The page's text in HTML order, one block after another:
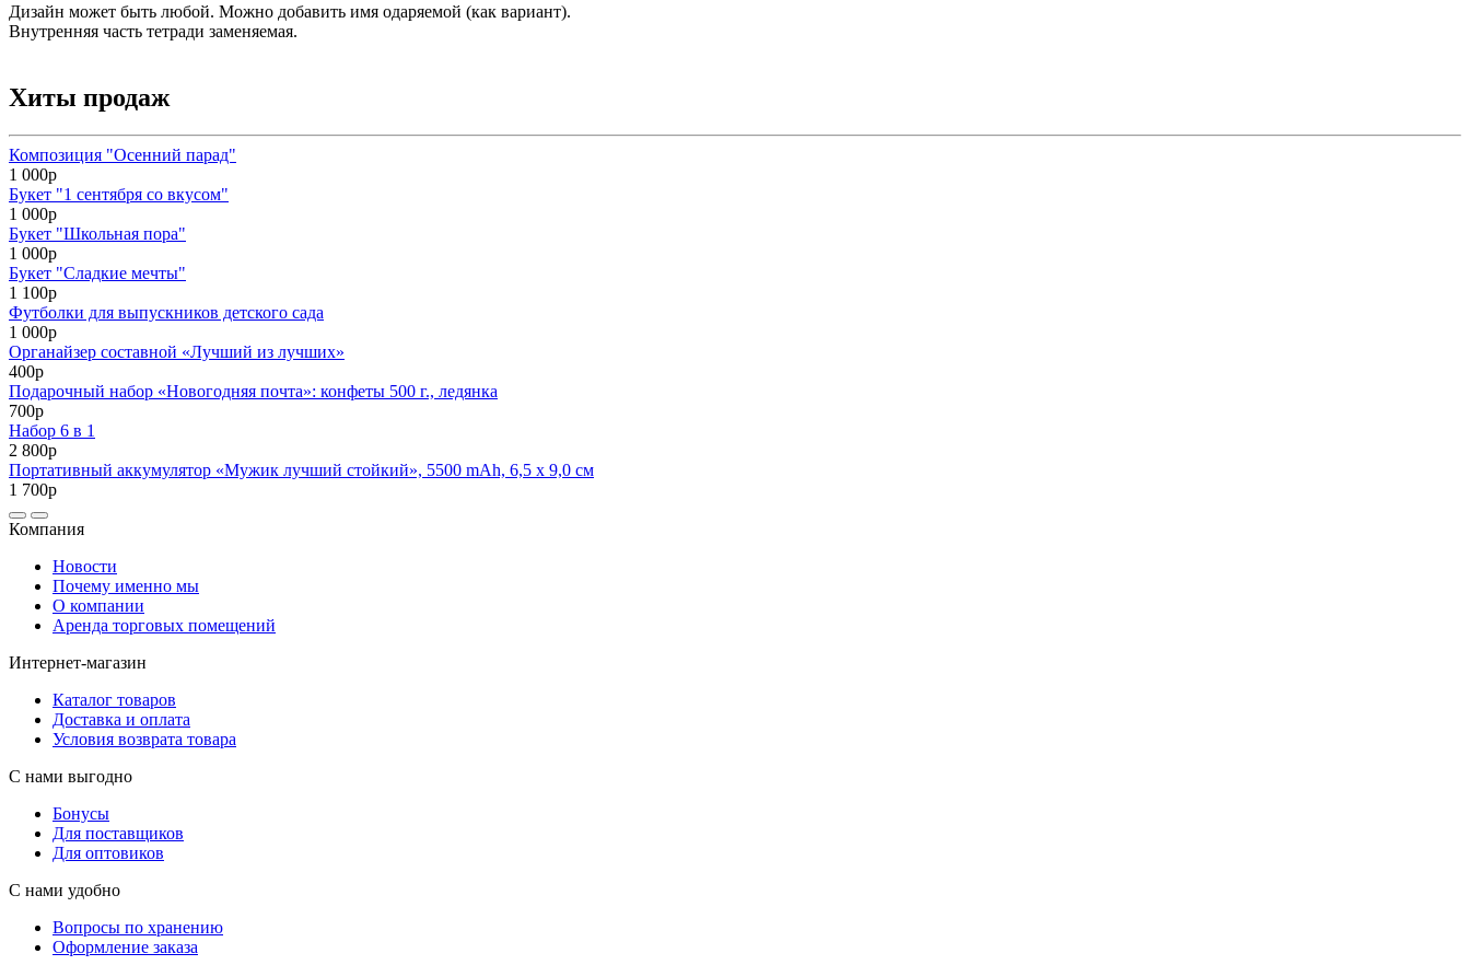
Дизайн может быть любой. Можно добавить имя одаряемой (как вариант).
Внутренняя часть тетради заменяемая.
Хиты продаж
Композиция "Осенний парад"
1 000р
Букет "1 сентября со вкусом"
1 000р
Букет "Школьная пора"
1 000р
Букет "Сладкие мечты"
1 100р
Футболки для выпускников детского сада
1 000р
Органайзер составной «Лучший из лучших»
400р
Подарочный набор «Новогодняя почта»: конфеты 500 г., ледянка
700р
Набор 6 в 1
2 800р
Портативный аккумулятор «Мужик лучший стойкий», 5500 mAh, 6,5 х 9,0 см
1 700р
Компания
Новости
Почему именно мы
О компании
Аренда торговых помещений
Интернет-магазин
Каталог товаров
Доставка и оплата
Условия возврата товара
С нами выгодно
Бонусы
Для поставщиков
Для оптовиков
С нами удобно
Вопросы по хранению
Оформление заказа